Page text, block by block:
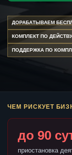
ДОРАБАТЫВАЕМ
КОМПЛЕКТ ПО
ПОДДЕРЖКА ПО
ЧЕМ РИСКУЕТ
до 90
приостановка